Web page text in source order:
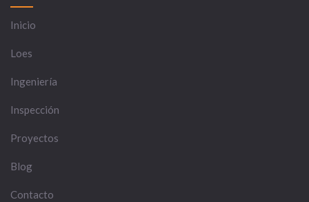
Inicio
Loes
Ingeniería
Inspección
Proyectos
Blog
Contacto